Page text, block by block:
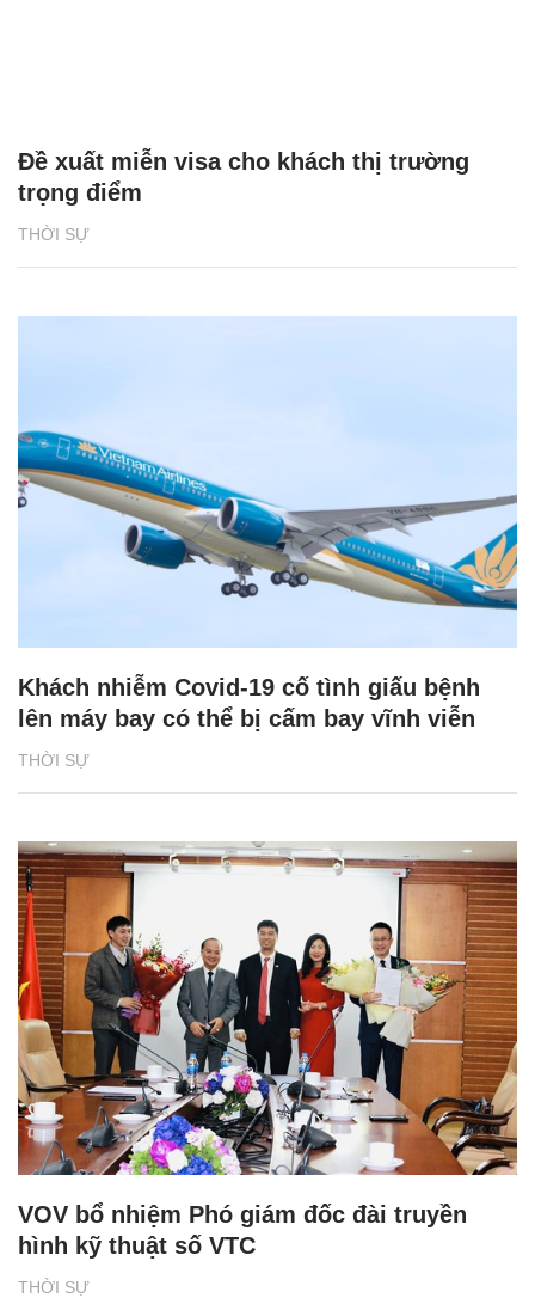
THỜI SỰ
Đề xuất miễn visa cho khách thị trường
trọng điểm
THỜI SỰ
Khách nhiễm Covid-19 cố tình giấu bệnh
lên máy bay có thể bị cấm bay vĩnh viễn
THỜI SỰ
VOV bổ nhiệm Phó giám đốc đài truyền
hình kỹ thuật số VTC